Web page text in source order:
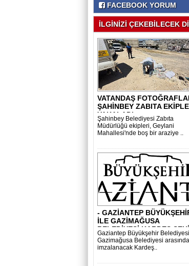
FACEBOOK YORUM
İLGİNİZİ ÇEKEBİLECEK
VATANDAŞ
ŞAHİNBEY ZABITA
YAKALADI..
Şahinbey Belediyesi Zabıta
Müdürlüğü ekipleri, Geylani
Mahallesi'nde boş bir araziye ..
- GAZİANTEP
İLE GAZİMAĞUSA
BELEDİYESİ KARDEŞ
Gaziantep Büyükşehir
Gazimağusa Belediyesi arasında
imzalanacak Kardeş..